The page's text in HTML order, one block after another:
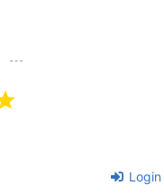
Login